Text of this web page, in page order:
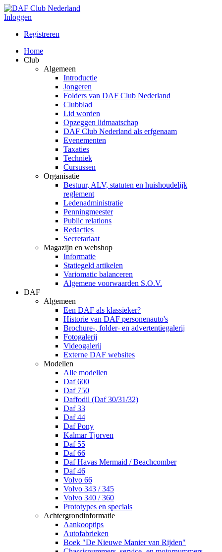
Inloggen
Registreren
Home
Club
Algemeen
Introductie
Jongeren
Folders van DAF Club Nederland
Clubblad
Lid worden
Opzeggen lidmaatschap
DAF Club Nederland als erfgenaam
Evenementen
Taxaties
Techniek
Cursussen
Organisatie
Bestuur, ALV, statuten en huishoudelijk
reglement
Ledenadministratie
Penningmeester
Public relations
Redacties
Secretariaat
Magazijn en webshop
Informatie
Statiegeld artikelen
Variomatic balanceren
Algemene voorwaarden S.O.V.
DAF
Algemeen
Een DAF als klassieker?
Historie van DAF personenauto's
Brochure-, folder- en advertentiegalerij
Fotogalerij
Videogalerij
Externe DAF websites
Modellen
Alle modellen
Daf 600
Daf 750
Daffodil (Daf 30/31/32)
Daf 33
Daf 44
Daf Pony
Kalmar Tjorven
Daf 55
Daf 66
Daf Havas Mermaid / Beachcomber
Daf 46
Volvo 66
Volvo 343 / 345
Volvo 340 / 360
Prototypes en specials
Achtergrondinformatie
Aankooptips
Autofabrieken
Boek "De Nieuwe Manier van Rijden"